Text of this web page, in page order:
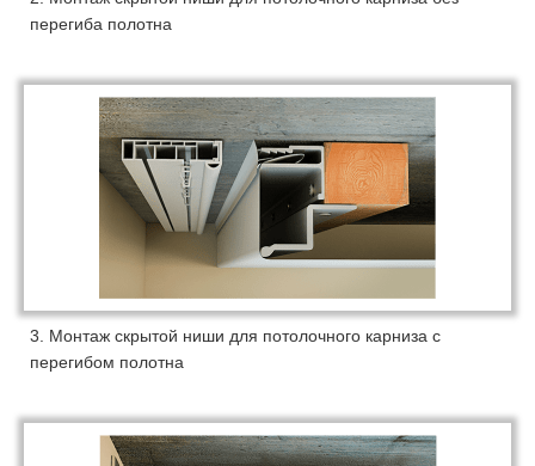
перегиба полотна
3. Монтаж скрытой ниши для потолочного карниза с
перегибом полотна